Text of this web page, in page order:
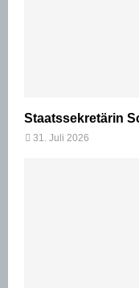
Staatssekretärin
31. Juli 2026